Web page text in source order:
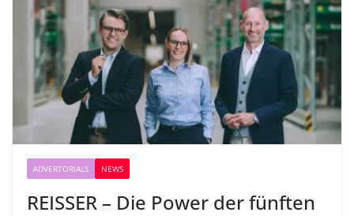
ADVERTORIALS NEWS
REISSER – Die Power der fünften